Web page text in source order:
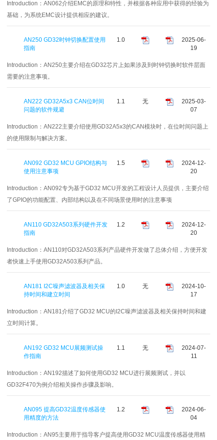
Introduction： AN062介绍EMC的原理和特性，并根据各种应用中获得的经验为
基础，为系统EMC设计提供相应的建议。
AN250 GD32时钟切换配置使用
指南
1.0
2025-06-
19
Introduction： AN250主要介绍在GD32芯片上如果涉及到时钟切换时软件层面
需要的注意事项。
AN222 GD32A5x3 CAN位时间
问题的软件规避
1.1 无
2025-03-
07
Introduction： AN222主要介绍使用GD32A5x3的CAN模块时，在位时间问题上
的使用限制与解决方案。
AN092 GD32 MCU GPIO结构与
使用注意事项
1.5
2024-12-
20
Introduction： AN092专为基于GD32 MCU开发的工程设计人员提供，主要介绍
了GPIO的功能配置、内部结构以及在不同场景使用时的注意事项
AN110 GD32A503系列硬件开发
指南
1.2
2024-12-
20
Introduction： AN110对GD32A503系列产品硬件开发做了总体介绍，方便开发
者快速上手使用GD32A503系列产品。
AN181 I2C噪声滤波器及相关保
持时间和建立时间
1.0 无
2024-10-
17
Introduction： AN181介绍了GD32 MCU的I2C噪声滤波器及相关保持时间和建
立时间计算。
AN192 GD32 MCU展频测试操
作指南
1.1 无
2024-07-
11
Introduction： AN192描述了如何使用GD32 MCU进行展频测试，并以
GD32F470为例介绍相关操作步骤及影响。
AN095 提高GD32温度传感器使
用精度的方法
1.2
2024-06-
04
Introduction： AN95主要用于指导客户提高使用GD32 MCU温度传感器使用精